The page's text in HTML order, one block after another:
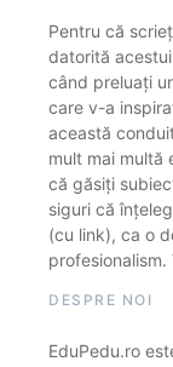
Pentru că
datorită
când preluați
care v-a
această
mult mai multă
că găsiți
siguri că
(cu link), ca o
profesionalism.
DESPRE NOI
EduPedu.ro